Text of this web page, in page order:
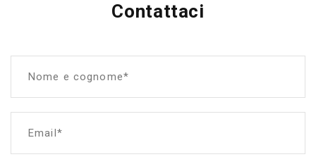
Contattaci
Nome e cognome*
Email*